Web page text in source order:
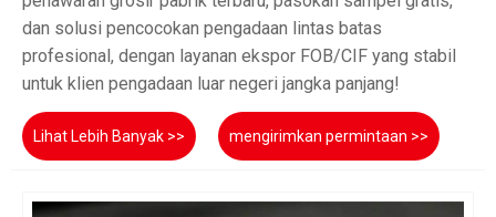
dan solusi pencocokan pengadaan lintas batas
profesional, dengan layanan ekspor FOB/CIF yang stabil
untuk klien pengadaan luar negeri jangka panjang!
Lihat Lebih Banyak >> mengirimkan permintaan >>